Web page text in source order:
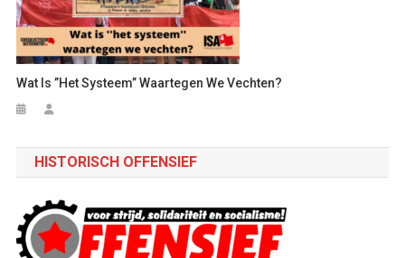
Wat Is ”het Systeem” Waartegen We Vechten?
HISTORISCH OFFENSIEF